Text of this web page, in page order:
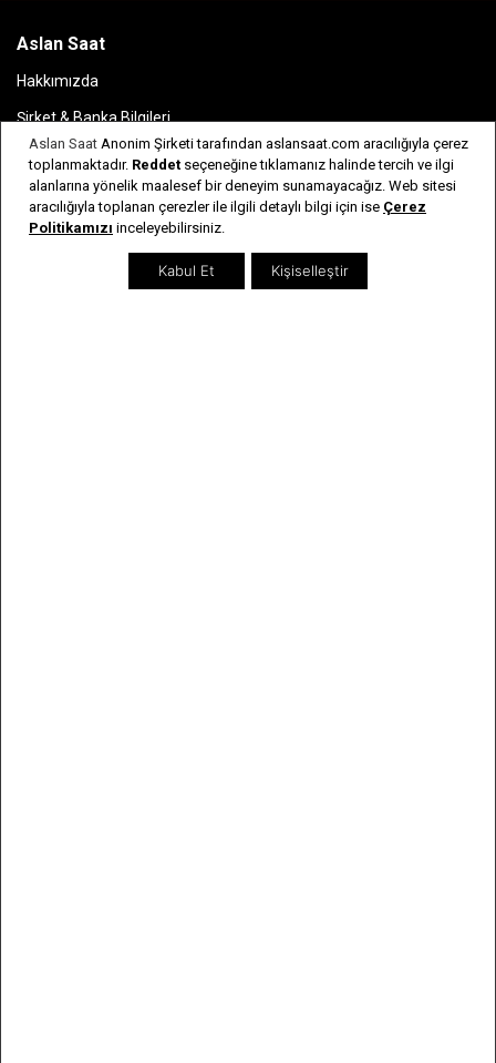
Aslan Saat
Hakkımızda
Şirket & Banka Bilgileri
İnsan Kaynakları
Bayi Listesi
Sıkça Sorulan Sorular
Aslan Saat Anonim Şirketi tarafından aslansaat.com aracılığıyla çerez
toplanmaktadır. Reddet seçeneğine tıklamanız halinde tercih ve ilgi
alanlarına yönelik maalesef bir deneyim sunamayacağız. Web sitesi
aracılığıyla toplanan çerezler ile ilgili detaylı bilgi için ise Çerez
Politikamızı inceleyebilirsiniz.
Kabul Et Kişiselleştir